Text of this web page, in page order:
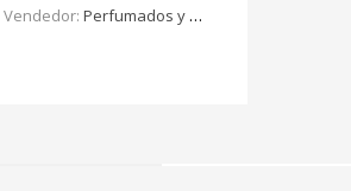
Vendedor: Perfumados y más